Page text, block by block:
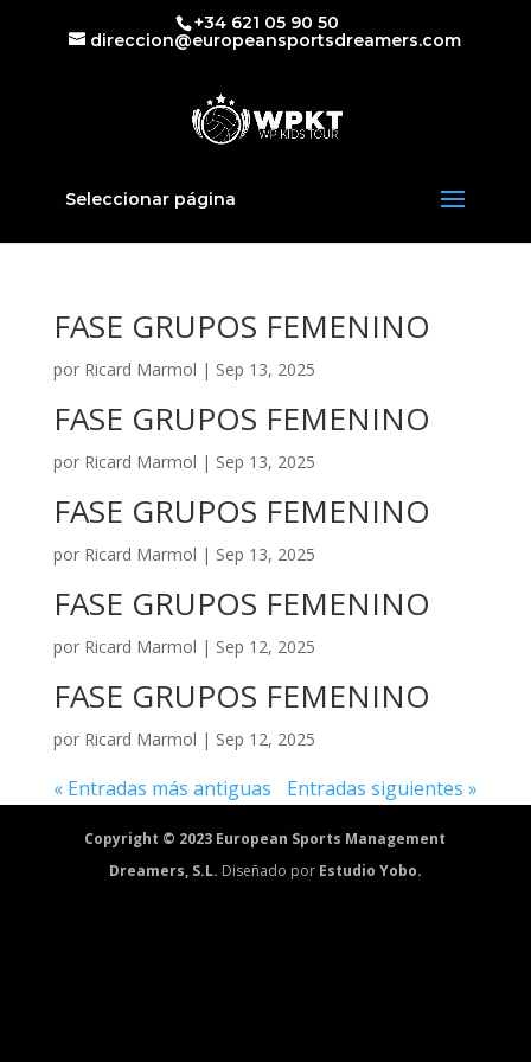
+34 621 05 90 50
direccion@europeansportsdreamers.com
Seleccionar página
FASE GRUPOS FEMENINO
por Ricard Marmol | Sep 13, 2025
FASE GRUPOS FEMENINO
por Ricard Marmol | Sep 13, 2025
FASE GRUPOS FEMENINO
por Ricard Marmol | Sep 13, 2025
FASE GRUPOS FEMENINO
por Ricard Marmol | Sep 12, 2025
FASE GRUPOS FEMENINO
por Ricard Marmol | Sep 12, 2025
« Entradas más antiguas Entradas siguientes »
Copyright © 2023 European Sports Management
Dreamers, S.L. Diseñado por Estudio Yobo.